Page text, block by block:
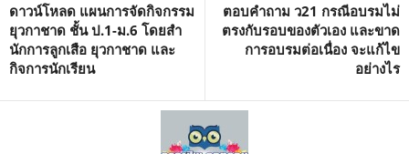
ดาวน์โหลด แผนการจัดกิจกรรม
ยุวกาชาด ชั้น ป.1-ม.6 โดยสํา
นักการลูกเสือ ยุวกาชาด และ
กิจการนักเรียน
ตอบคำถาม ว21 กรณีอบรมไม่
ตรงกับรอบของตัวเอง และขาด
การอบรมต่อเนื่อง จะแก้ไข
อย่างไร